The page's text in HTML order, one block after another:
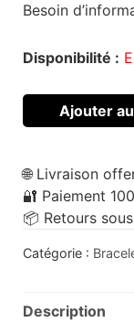
Besoin
Disponibilité :
Ajouter
🌐 Livraison
🔐 Paiement
📦 Retours
Catégorie :
Description